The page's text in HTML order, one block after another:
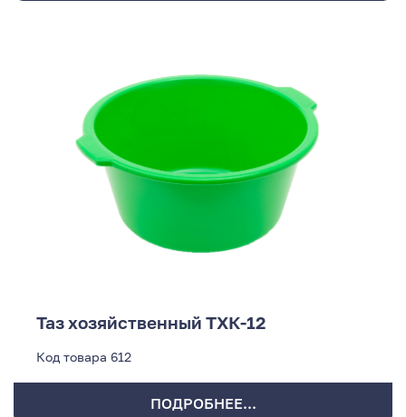
Таз хозяйственный ТХК-12
Код товара 612
ПОДРОБНЕЕ...